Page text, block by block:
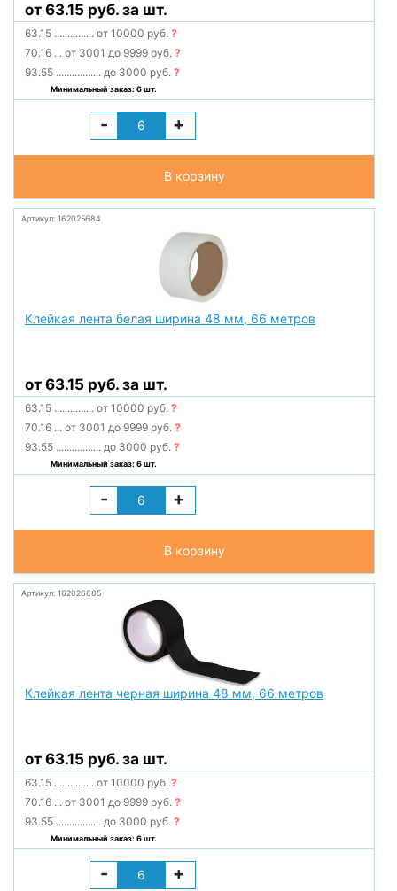
от 63.15 руб. за шт.
63.15 ............... от 10000 руб.?
70.16 ... от 3001 до 9999 руб.?
93.55 ................. до 3000 руб.?
Минимальный заказ: 6 шт.
- +
В корзину
Артикул: 162025684
Клейкая лента белая ширина 48 мм, 66 метров
от 63.15 руб. за шт.
63.15 ............... от 10000 руб.?
70.16 ... от 3001 до 9999 руб.?
93.55 ................. до 3000 руб.?
Минимальный заказ: 6 шт.
- +
В корзину
Артикул: 162026685
Клейкая лента черная ширина 48 мм, 66 метров
от 63.15 руб. за шт.
63.15 ............... от 10000 руб.?
70.16 ... от 3001 до 9999 руб.?
93.55 ................. до 3000 руб.?
Минимальный заказ: 6 шт.
- +